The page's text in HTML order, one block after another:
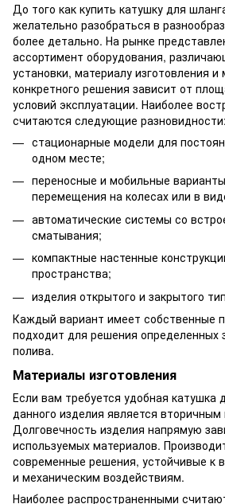
До того как купить катушку для
желательно разобраться в
более детально. На рынке
ассортимент оборудования,
установки, материалу изготовления
конкретного решения зависит от
условий эксплуатации. Наиболее
считаются следующие разновидности:
стационарные модели для
одном месте;
переносные и мобильные
перемещения на колесах или в
автоматические системы со
сматывания;
компактные настенные
пространства;
изделия открытого и закрытого
Каждый вариант имеет собственные
подходит для решения определенных
полива.
Материалы изготовления
Если вам требуется удобная катушка
данного изделия является
Долговечность изделия напрямую
используемых материалов.
современные решения, устойчивые к
и механическим воздействиям.
Наиболее распространенными